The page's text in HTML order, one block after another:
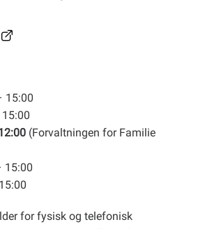
15:00
(Forvaltningen for Familie
15:00
for fysisk og telefonisk